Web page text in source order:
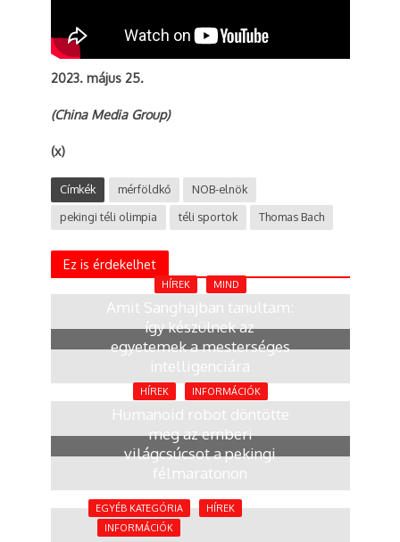
2023. május 25.
(China Media Group)
(x)
Címkék mérföldkő
NOB-elnök
pekingi téli olimpia
téli sportok Thomas Bach
Ez is érdekelhet
HÍREK MIND
Amit Sanghajban tanultam:
így készülnek az
egyetemek a mesterséges
intelligenciára
2 hónap
HÍREK INFORMÁCIÓK
Humanoid robot döntötte
meg az emberi
világcsúcsot a pekingi
félmaratonon
4 hónap
EGYÉB KATEGÓRIA
HÍREK
INFORMÁCIÓK